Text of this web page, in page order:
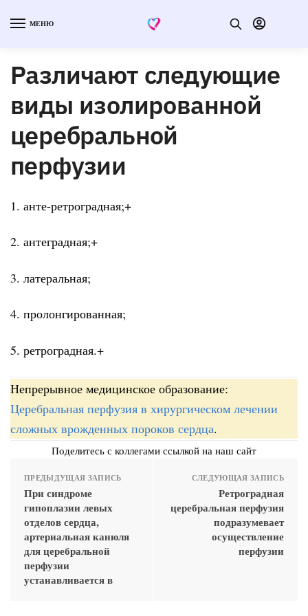
МЕНЮ
Различают следующие
виды изолированной
церебральной
перфузии
1. анте-ретроградная;+
2. антеградная;+
3. латеральная;
4. пролонгированная;
5. ретроградная.+
Непрерывное медицинское образование:
Церебральная перфузия в хирургическом лечении
сложных врожденных пороков сердца.
Поделитесь с коллегами ссылкой на наш сайт
ПРЕДЫДУЩАЯ ЗАПИСЬ
При синдроме
гипоплазии левых
отделов сердца,
артериальная канюля
для церебральной
перфузии
устанавливается в
СЛЕДУЮЩАЯ ЗАПИСЬ
Ретроградная
церебральная перфузия
подразумевает
осуществление
перфузии